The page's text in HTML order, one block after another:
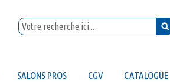
SALONS PROS CGV CATALOGUE